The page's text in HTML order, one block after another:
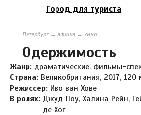
Город для туриста
Петербург→ афиша → кино
Одержимость
Жанр: драматические, фильмы-
Страна: Великобритания, 2017, 120
Режиссер: Иво ван Хове
В ролях: Джуд Лоу, Халина Рейн,
де Хог